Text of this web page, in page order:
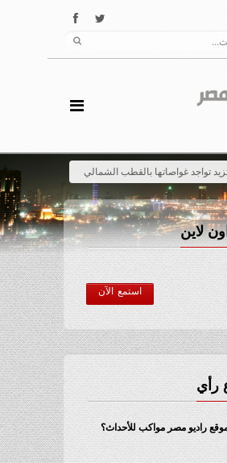
تواجد غواصاتها بالقطب الشمالي
لاين
استمع الآن
رأي
راديو مصر مواكب للأحداث؟